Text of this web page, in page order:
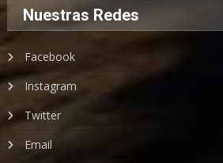
Nuestras Redes
Facebook
Instagram
Twitter
Email